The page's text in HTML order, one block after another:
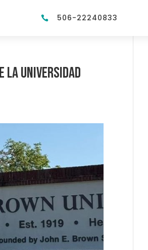
 506-22240833
la Universidad